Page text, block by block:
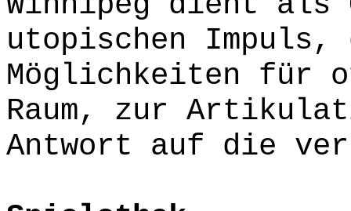
utopischen
Möglichkeiten für
Raum, zur
Antwort auf die